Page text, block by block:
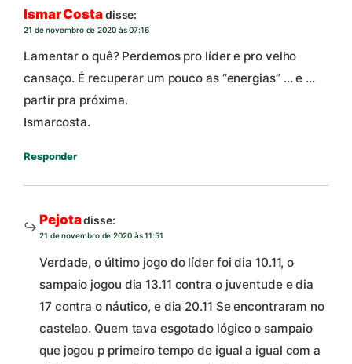
Ismar Costadisse:
21 de novembro de 2020 às 07:16
Lamentar o quê? Perdemos pro líder e pro velho
cansaço. É recuperar um pouco as “energias” … e …
partir pra próxima.
Ismarcosta.
Responder
Pejotadisse:
21 de novembro de 2020 às 11:51
Verdade, o último jogo do líder foi dia 10.11, o
sampaio jogou dia 13.11 contra o juventude e dia
17 contra o náutico, e dia 20.11 Se encontraram no
castelao. Quem tava esgotado lógico o sampaio
que jogou p primeiro tempo de igual a igual com a